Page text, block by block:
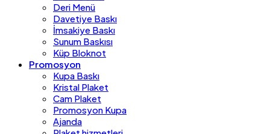
Deri Menü
Davetiye Baskı
İmsakiye Baskı
Sunum Baskısı
Küp Bloknot
Promosyon
Kupa Baskı
Kristal Plaket
Cam Plaket
Promosyon Kupa
Ajanda